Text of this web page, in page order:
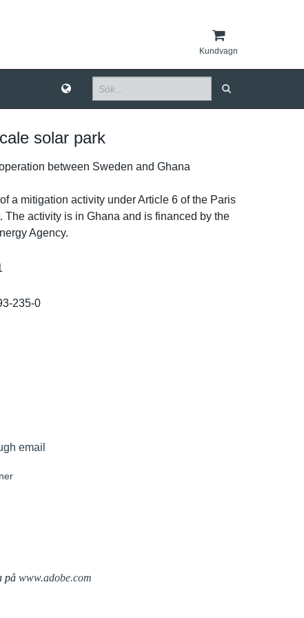
Kundvagn
solar park
between Sweden and Ghana
a mitigation activity under Article 6 of the Paris
The activity is in Ghana and is financed by the
Agency.
235-0
email
på www.adobe.com